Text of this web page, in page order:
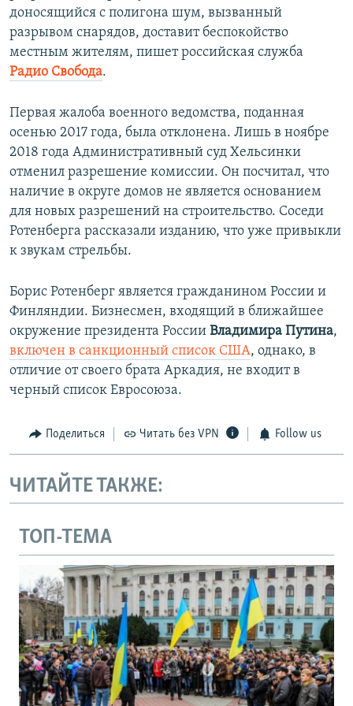
доносящийся с полигона шум, вызванный
разрывом снарядов, доставит беспокойство
местным жителям, пишет российская служба
Радио Свобода.
Первая жалоба военного ведомства, поданная
осенью 2017 года, была отклонена. Лишь в ноябре
2018 года Административный суд Хельсинки
отменил разрешение комиссии. Он посчитал, что
наличие в округе домов не является основанием
для новых разрешений на строительство. Соседи
Ротенберга рассказали изданию, что уже привыкли
к звукам стрельбы.
Борис Ротенберг является гражданином России и
Финляндии. Бизнесмен, входящий в ближайшее
окружение президента России Владимира Путина,
включен в санкционный список США, однако, в
отличие от своего брата Аркадия, не входит в
черный список Евросоюза.
Поделиться Читать без VPN Follow us
ЧИТАЙТЕ ТАКЖЕ:
ТОП-ТЕМА